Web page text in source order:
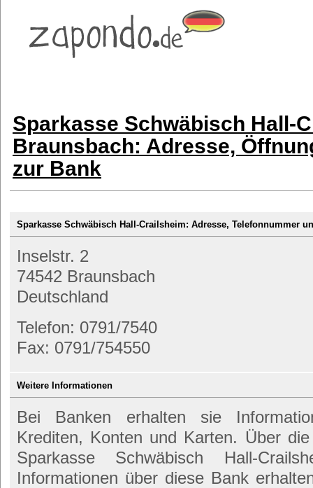
Sparkasse Schwäbisch Hall-
Braunsbach: Adresse,
zur Bank
Sparkasse Schwäbisch Hall-Crailsheim: Adresse, Telefonnummer
Inselstr. 2
74542 Braunsbach
Deutschland
Telefon: 0791/7540
Fax: 0791/754550
Weitere Informationen
Bei Banken erhalten sie
Krediten, Konten und Karten. Über
Sparkasse Schwäbisch Hall-
Informationen über diese Bank